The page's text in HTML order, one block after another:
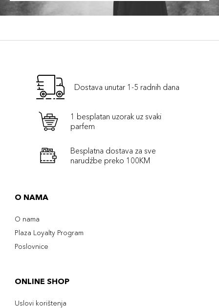
Dostava unutar 1-5 radnih dana
1 besplatan uzorak uz svaki
parfem
Besplatna dostava za sve
narudźbe preko 100KM
O NAMA
O nama
Plaza Loyalty Program
Poslovnice
ONLINE SHOP
Uslovi korištenja